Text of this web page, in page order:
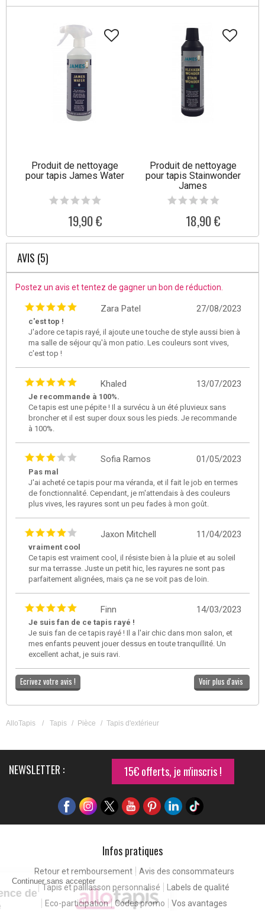
Continuer sans accepter
Pour une expérience de
meilleure qualité
Produit de nettoyage
pour tapis James Water
19,90 €
Produit de nettoyage
pour tapis Stainwonder
James
18,90 €
AVIS (5)
Postez un avis et tentez de gagner un bon de réduction.
27/08/2023
Zara Patel
c'est top !
J'adore ce tapis rayé, il ajoute une touche de style aussi bien à
ma salle de séjour qu'à mon patio. Les couleurs sont vives,
c'est top !
13/07/2023
Khaled
Je recommande à 100%.
Ce tapis est une pépite ! Il a survécu à un été pluvieux sans
broncher et il est super doux sous les pieds. Je recommande
à 100%.
01/05/2023
Sofia Ramos
Pas mal
J'ai acheté ce tapis pour ma véranda, et il fait le job en termes
de fonctionnalité. Cependant, je m'attendais à des couleurs
plus vives, les rayures sont un peu fades à mon goût.
11/04/2023
Jaxon Mitchell
vraiment cool
Ce tapis est vraiment cool, il résiste bien à la pluie et au soleil
sur ma terrasse. Juste un petit hic, les rayures ne sont pas
parfaitement alignées, mais ça ne se voit pas de loin.
14/03/2023
Finn
Je suis fan de ce tapis rayé !
Je suis fan de ce tapis rayé ! Il a l'air chic dans mon salon, et
mes enfants peuvent jouer dessus en toute tranquillité. Un
excellent achat, je suis ravi.
Ecrivez votre avis ! Voir plus d'avis
AlloTapis / Tapis / Pièce / Tapis d'extérieur
NEWSLETTER : 15€ offerts, je m'inscris !
Infos pratiques
Retour et remboursement
Avis des consommateurs
Tapis et paillasson personnalisé
Labels de qualité
Eco-participation
Codes promo Vos avantages